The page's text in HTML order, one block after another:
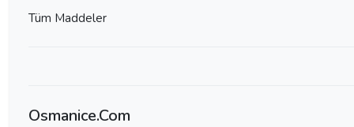
Tüm Maddeler
Osmanice.Com